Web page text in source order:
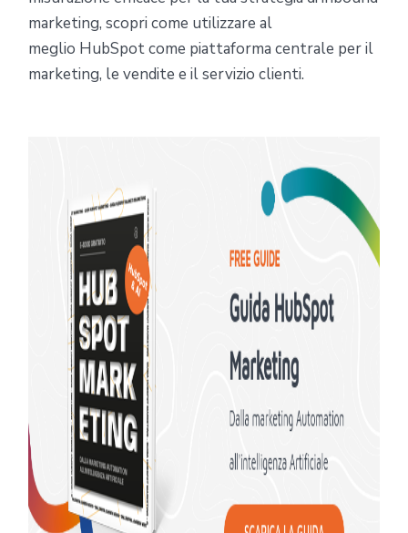
marketing, scopri come utilizzare al
meglio HubSpot come piattaforma centrale per il
marketing, le vendite e il servizio clienti.